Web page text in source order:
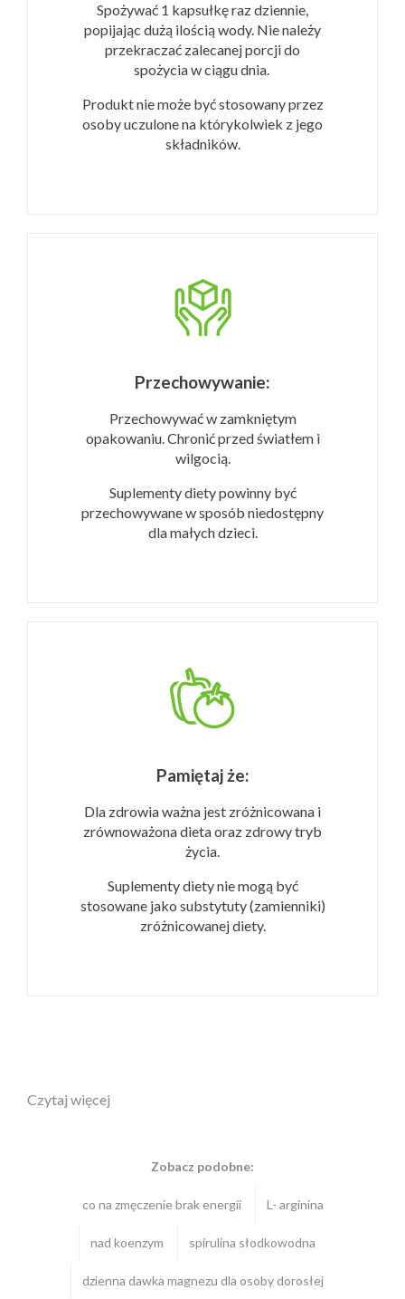
Spożywać 1 kapsułkę raz dziennie,
popijając dużą ilością wody. Nie należy
przekraczać zalecanej porcji do
spożycia w ciągu dnia.
Produkt nie może być stosowany przez
osoby uczulone na którykolwiek z jego
składników.
Przechowywanie:
Przechowywać w zamkniętym
opakowaniu. Chronić przed światłem i
wilgocią.
Suplementy diety powinny być
przechowywane w sposób niedostępny
dla małych dzieci.
Pamiętaj że:
Dla zdrowia ważna jest zróżnicowana i
zrównoważona dieta oraz zdrowy tryb
życia.
Suplementy diety nie mogą być
stosowane jako substytuty (zamienniki)
zróżnicowanej diety.
Czytaj więcej
Zobacz podobne:
co na zmęczenie brak energii L- arginina
nad koenzym spirulina słodkowodna
dzienna dawka magnezu dla osoby dorosłej